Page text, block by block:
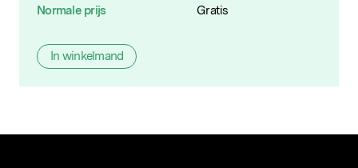
Normale prijs Gratis
In winkelmand